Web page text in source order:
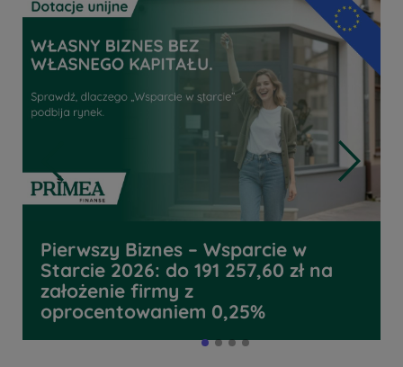
Pierwszy Biznes – Wsparcie w
Starcie 2026: do 191 257,60 zł na
założenie firmy z
oprocentowaniem 0,25%